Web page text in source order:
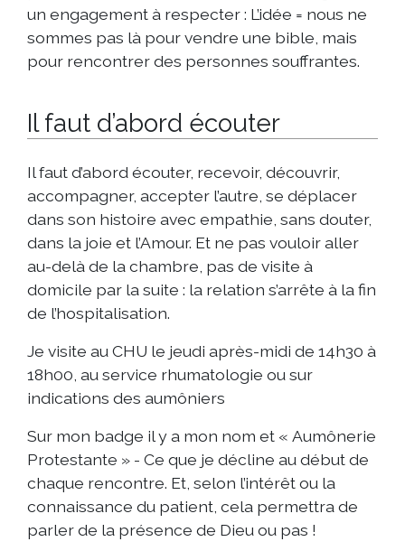
un engagement à respecter : L’idée = nous ne
sommes pas là pour vendre une bible, mais
pour rencontrer des personnes souffrantes.
Il faut d’abord écouter
Il faut d’abord écouter, recevoir, découvrir,
accompagner, accepter l’autre, se déplacer
dans son histoire avec empathie, sans douter,
dans la joie et l’Amour. Et ne pas vouloir aller
au-delà de la chambre, pas de visite à
domicile par la suite : la relation s’arrête à la fin
de l’hospitalisation.
Je visite au CHU le jeudi après-midi de 14h30 à
18h00, au service rhumatologie ou sur
indications des aumôniers
Sur mon badge il y a mon nom et « Aumônerie
Protestante » - Ce que je décline au début de
chaque rencontre. Et, selon l’intérêt ou la
connaissance du patient, cela permettra de
parler de la présence de Dieu ou pas !